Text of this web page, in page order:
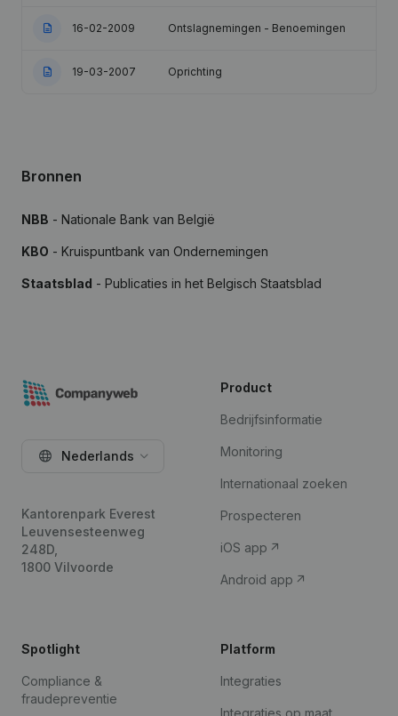
16-02-2009 Ontslagnemingen - Benoemingen
19-03-2007 Oprichting
Bronnen
NBB - Nationale Bank van België
KBO - Kruispuntbank van Ondernemingen
Staatsblad - Publicaties in het Belgisch Staatsblad
Nederlands
Kantorenpark Everest
Leuvensesteenweg
248D,
1800 Vilvoorde
Product
Bedrijfsinformatie
Monitoring
Internationaal zoeken
Prospecteren
iOS app
Android app
Spotlight
Compliance &
fraudepreventie
Platform
Integraties
Integraties op maat